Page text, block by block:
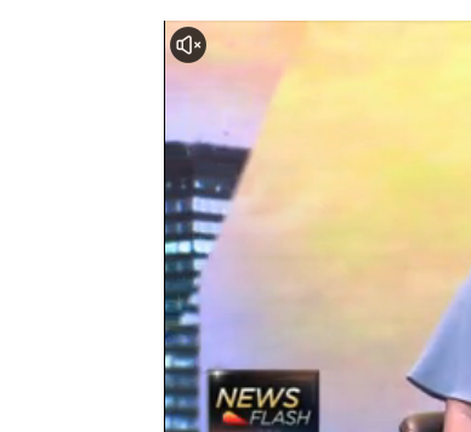
Jakarta, CNBC Indonesia-
pemerintah belum mampu
dagang.
Selengkapnya dalam News Flash
berikut ini.
Bagikan:
#news flash #defisit